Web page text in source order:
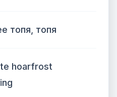
топя, топя
hoarfrost